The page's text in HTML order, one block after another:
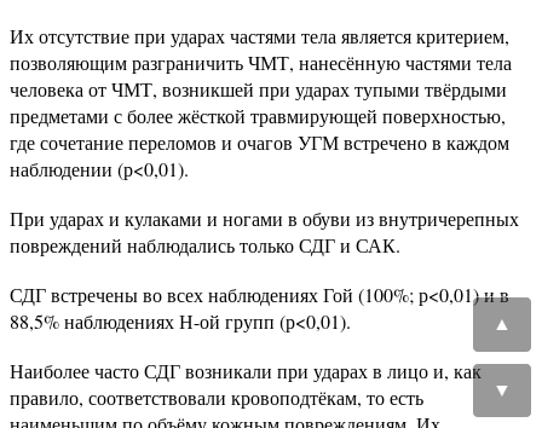
Их отсутствие при ударах частями тела является критерием,
позволяющим разграничить ЧМТ, нанесённую частями тела
человека от ЧМТ, возникшей при ударах тупыми твёрдыми
предметами с более жёсткой травмирующей поверхностью,
где сочетание переломов и очагов УГМ встречено в каждом
наблюдении (р<0,01).
При ударах и кулаками и ногами в обуви из внутричерепных
повреждений наблюдались только СДГ и САК.
СДГ встречены во всех наблюдениях Гой (100%; р<0,01) и в
88,5% наблюдениях Н-ой групп (р<0,01).
Наиболее часто СДГ возникали при ударах в лицо и, как
правило, соответствовали кровоподтёкам, то есть
▲
▼